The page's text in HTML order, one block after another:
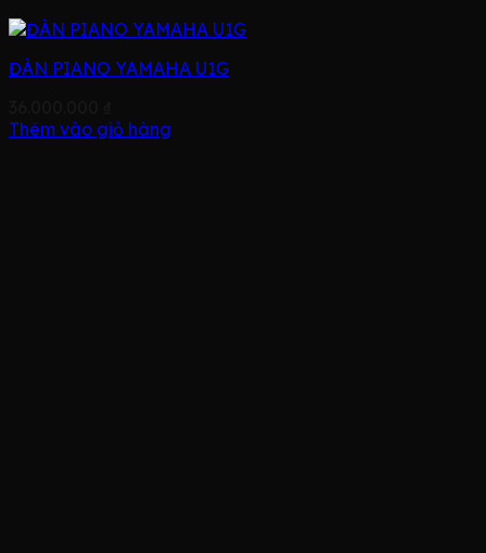
ĐÀN PIANO YAMAHA U1G
Thêm vào giỏ hàng